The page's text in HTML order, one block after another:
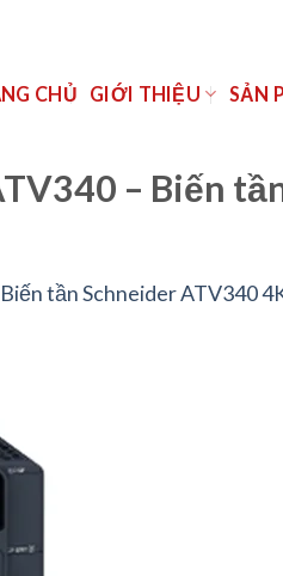
CHỦ GIỚI THIỆU SẢN
– Biến
Biến tần Schneider ATV340